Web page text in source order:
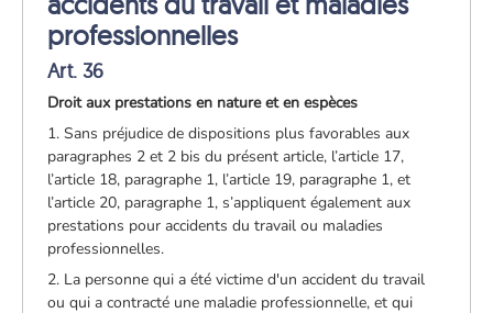
professionnelles
Art. 36
Droit aux prestations en nature et en espèces
1. Sans préjudice de dispositions plus favorables aux
paragraphes 2 et 2 bis du présent article, l’article 17,
l’article 18, paragraphe 1, l’article 19, paragraphe 1, et
l’article 20, paragraphe 1, s’appliquent également aux
prestations pour accidents du travail ou maladies
professionnelles.
2. La personne qui a été victime d'un accident du travail
ou qui a contracté une maladie professionnelle, et qui